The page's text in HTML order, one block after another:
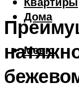
Дома
Меню